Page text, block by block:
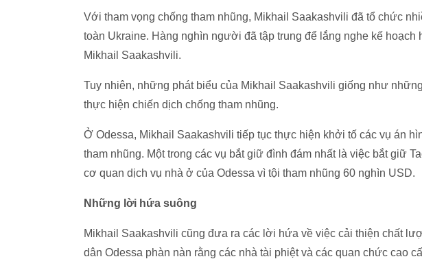
Với tham vọng chống tham nhũng, Mikhail Saakashvili đã tổ chức
toàn Ukraine. Hàng nghìn người đã tập trung để lắng nghe kế hoạch
Mikhail Saakashvili.
Tuy nhiên, những phát biểu của Mikhail Saakashvili giống như
thực hiện chiến dịch chống tham nhũng.
Ở Odessa, Mikhail Saakashvili tiếp tục thực hiện khởi tố các vụ án
tham nhũng. Một trong các vụ bắt giữ đình đám nhất là việc bắt giữ
cơ quan dịch vụ nhà ở của Odessa vì tội tham nhũng 60 nghìn USD.
Những lời hứa suông
Mikhail Saakashvili cũng đưa ra các lời hứa về việc cải thiện chất
dân Odessa phàn nàn rằng các nhà tài phiệt và các quan chức cao